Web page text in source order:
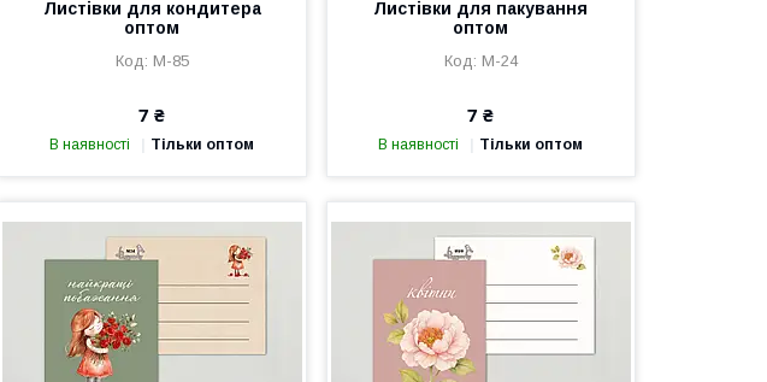
Листівки для кондитера
оптом
М-85
7 ₴
В наявності Тільки оптом
Листівки для пакування
оптом
М-24
7 ₴
В наявності Тільки оптом